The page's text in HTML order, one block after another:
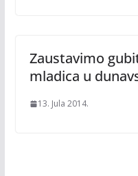
Zaustavimo
mladica u
13. Jula 2014.